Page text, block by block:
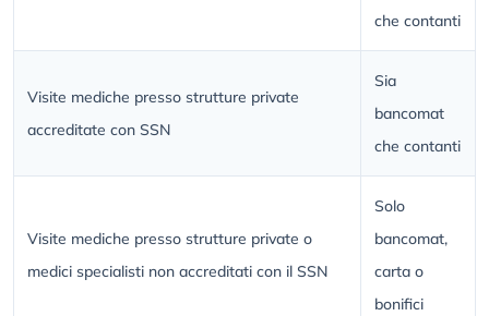
che contanti
Visite mediche presso strutture private
accreditate con SSN
Sia
bancomat
che contanti
Visite mediche presso strutture private o
medici specialisti non accreditati con il SSN
Solo
bancomat,
carta o
bonifici